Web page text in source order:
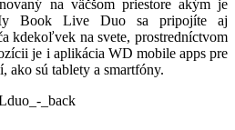
na väčšom priestore akým je
Book Live Duo sa pripojíte aj
kdekoľvek na svete, prostredníctvom
je i aplikácia WD mobile apps pre
ako sú tablety a smartfóny.